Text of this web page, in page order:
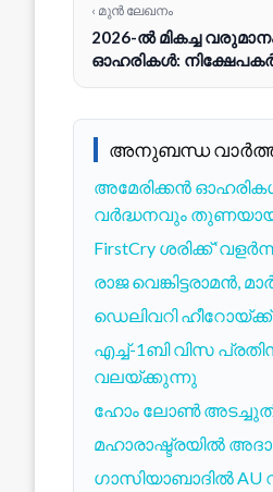
‹ മുൻ ലേഖനം
2026-ൽ മികച്ച
ഓഹരികൾ:
അനുബന്ധ
അമേരിക്കൻ
വർദ്ധനവും
FirstCry ശരിക്ക്
രാജ
ഡെലിവറി
എച്ച്-1ബി വിസ
വലയ്ക്കുന്നു
ഹോം ലോൺ
മഹാരാഷ്ട്രയിൽ
ഗാസിയാബാദില്‍ AU